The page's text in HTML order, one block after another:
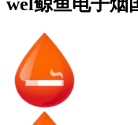
wel鲸鱼电子烟